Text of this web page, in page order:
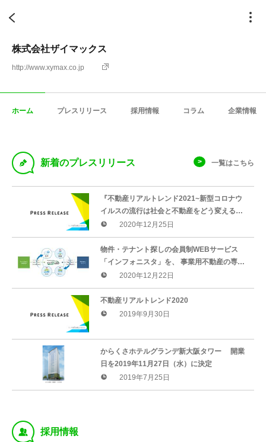
株式会社ザイマックス
http://www.xymax.co.jp
ホーム プレスリリース 採用情報 コラム 企業情報
D 新着のプレスリリース 一覧はこちら
『不動産リアルトレンド2021~新型コロナウ
イルスの流行は社会と不動産をどう変える
か？~』を公開
2020年12月25日
物件・テナント探しの会員制WEBサービス
「インフォニスタ」を、 事業用不動産の専門
情報サイトへとリニューアル
2020年12月22日
不動産リアルトレンド2020
2019年9月30日
からくさホテルグランデ新大阪タワー 開業
日を2019年11月27日（水）に決定
2019年7月25日
‰ 採用情報